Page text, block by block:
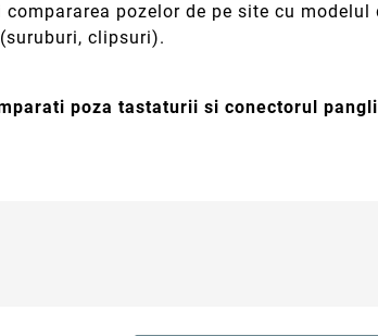
pozelor de pe site cu
clipsuri).
poza tastaturii si conectorul